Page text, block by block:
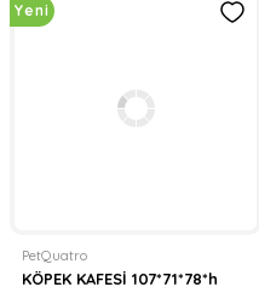
Yeni
PetQuatro
KÖPEK KAFESİ 107*71*78*h